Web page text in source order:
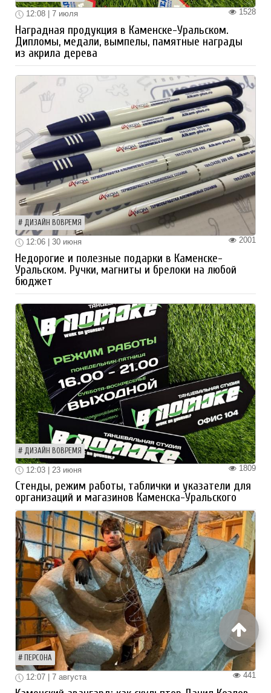
1528
12:08 | 7 июля
Наградная продукция в Каменске-Уральском.
Дипломы, медали, вымпелы, памятные награды
из акрила дерева
ДИЗАЙН ВОВРЕМЯ
2001
12:06 | 30 июня
Недорогие и полезные подарки в Каменске-
Уральском. Ручки, магниты и брелоки на любой
бюджет
ДИЗАЙН ВОВРЕМЯ
1809
12:03 | 23 июня
Стенды, режим работы, таблички и указатели для
организаций и магазинов Каменска-Уральского
ПЕРСОНА
441
12:07 | 7 августа